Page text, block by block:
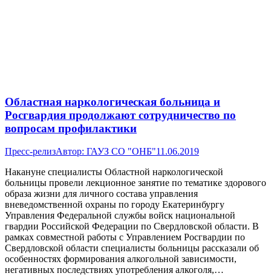
Областная наркологическая больница и
Росгвардия продолжают сотрудничество по
вопросам профилактики
Пресс-релизАвтор: ГАУЗ СО "ОНБ"11.06.2019
Накануне специалисты Областной наркологической
больницы провели лекционное занятие по тематике здорового
образа жизни для личного состава управления
вневедомственной охраны по городу Екатеринбургу
Управления Федеральной службы войск национальной
гвардии Российской Федерации по Свердловской области. В
рамках совместной работы с Управлением Росгвардии по
Свердловской области специалисты больницы рассказали об
особенностях формирования алкогольной зависимости,
негативных последствиях употребления алкоголя,…